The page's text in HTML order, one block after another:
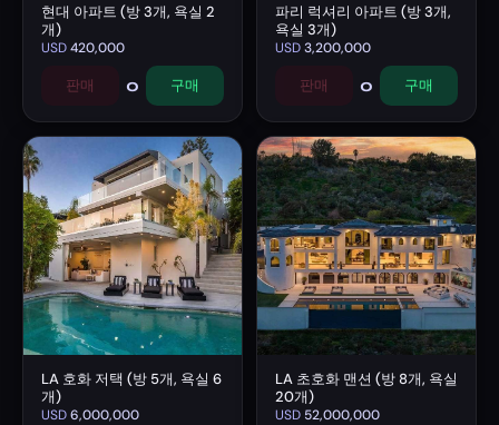
현대 아파트 (방 3개, 욕실 2
개)
USD420,000
판매 0 구매
파리 럭셔리 아파트 (방 3개,
욕실 3개)
USD3,200,000
판매 0 구매
LA 호화 저택 (방 5개, 욕실 6
개)
USD6,000,000
LA 초호화 맨션 (방 8개, 욕실
20개)
USD 52,000,000